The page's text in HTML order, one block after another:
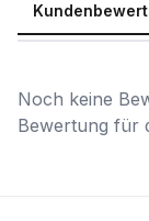
Noch keine
Bewertung für